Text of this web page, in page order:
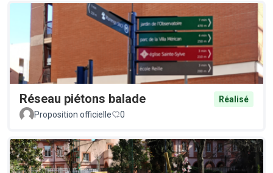
Réseau piétons balade
Réalisé
Proposition officielle
0